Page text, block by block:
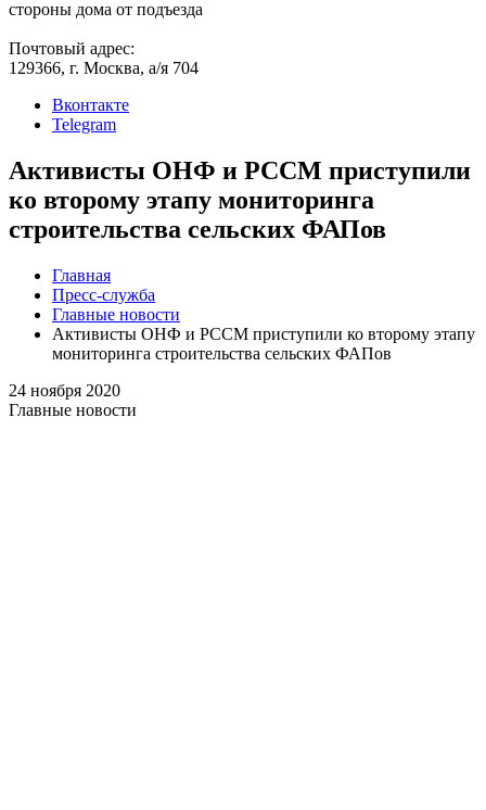
стороны дома от подъезда
Почтовый адрес:
129366, г. Москва, а/я 704
Вконтакте
Telegram
Активисты ОНФ и РССМ приступили
ко второму этапу мониторинга
строительства сельских ФАПов
Главная
Пресс-служба
Главные новости
Активисты ОНФ и РССМ приступили ко второму этапу
мониторинга строительства сельских ФАПов
24 ноября 2020
Главные новости